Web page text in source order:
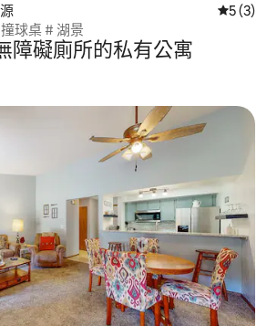
從 3 則評
5 (3)
球桌 # 湖景
障礙廁所的私有公寓